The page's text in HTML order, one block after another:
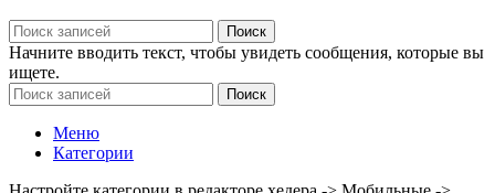
Поиск
Начните вводить текст, чтобы увидеть сообщения, которые вы
ищете.
Поиск
Меню
Категории